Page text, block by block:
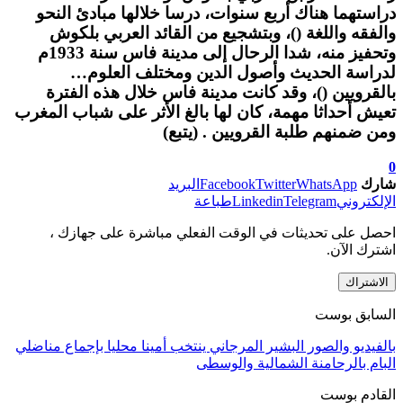
دراستهما هناك أربع سنوات، درسا خلالها مبادئ النحو
والفقه واللغة ()، وبتشجيع من القائد العربي بلكوش
وتحفيز منه، شدا الرحال إلى مدينة فاس سنة 1933م
لدراسة الحديث وأصول الدين ومختلف العلوم…
بالقرويين ()، وقد كانت مدينة فاس خلال هذه الفترة
تعيش أحداثا مهمة، كان لها بالغ الأثر على شباب المغرب
ومن ضمنهم طلبة القرويين . (يتبع)
0
شارك
FacebookTwitterWhatsApp
البريد
الإلكتروني
LinkedinTelegram طباعة
احصل على تحديثات في الوقت الفعلي مباشرة على جهازك ،
اشترك الآن.
الاشتراك
السابق بوست
بالفيديو والصور البشير المرجاني ينتخب أمينا محليا بإجماع مناضلي
البام بالرحامنة الشمالية والوسطى
القادم بوست